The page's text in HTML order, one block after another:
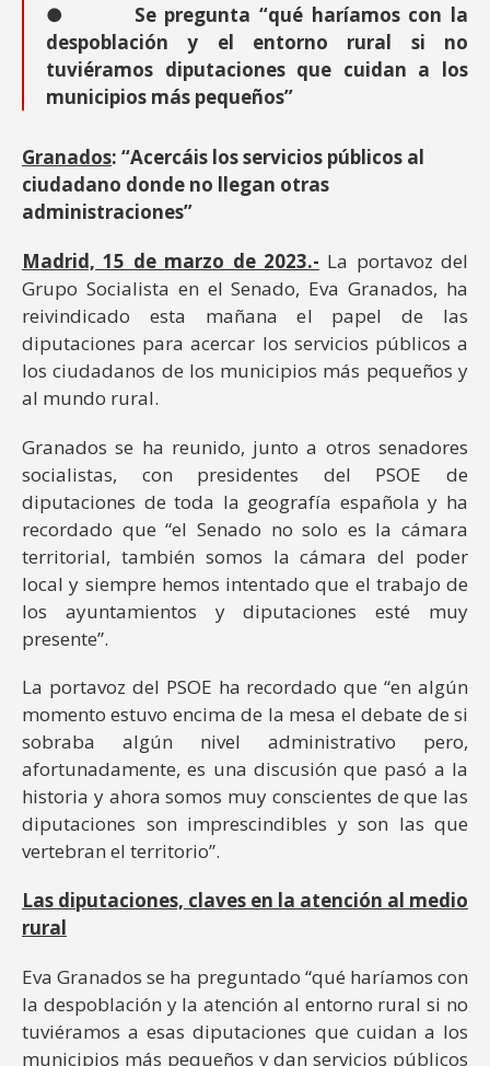
● Se pregunta “qué haríamos con la
despoblación y el entorno rural si no
tuviéramos diputaciones que cuidan a los
municipios más pequeños”
Granados: “Acercáis los servicios públicos al
ciudadano donde no llegan otras
administraciones”
Madrid, 15 de marzo de 2023.- La portavoz del
Grupo Socialista en el Senado, Eva Granados, ha
reivindicado esta mañana el papel de las
diputaciones para acercar los servicios públicos a
los ciudadanos de los municipios más pequeños y
al mundo rural.
Granados se ha reunido, junto a otros senadores
socialistas, con presidentes del PSOE de
diputaciones de toda la geografía española y ha
recordado que “el Senado no solo es la cámara
territorial, también somos la cámara del poder
local y siempre hemos intentado que el trabajo de
los ayuntamientos y diputaciones esté muy
presente”.
La portavoz del PSOE ha recordado que “en algún
momento estuvo encima de la mesa el debate de si
sobraba algún nivel administrativo pero,
afortunadamente, es una discusión que pasó a la
historia y ahora somos muy conscientes de que las
diputaciones son imprescindibles y son las que
vertebran el territorio”.
Las diputaciones, claves en la atención al medio
rural
Eva Granados se ha preguntado “qué haríamos con
la despoblación y la atención al entorno rural si no
tuviéramos a esas diputaciones que cuidan a los
municipios más pequeños y dan servicios públicos